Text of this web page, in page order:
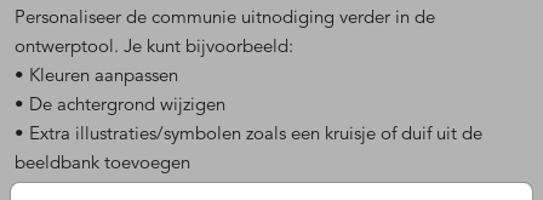
Personaliseer de communie uitnodiging verder in de
ontwerptool. Je kunt bijvoorbeeld:
• Kleuren aanpassen
• De achtergrond wijzigen
• Extra illustraties/symbolen zoals een kruisje of duif uit de
beeldbank toevoegen
• Een mooie foto van jezelf uploaden en op de communiekaart